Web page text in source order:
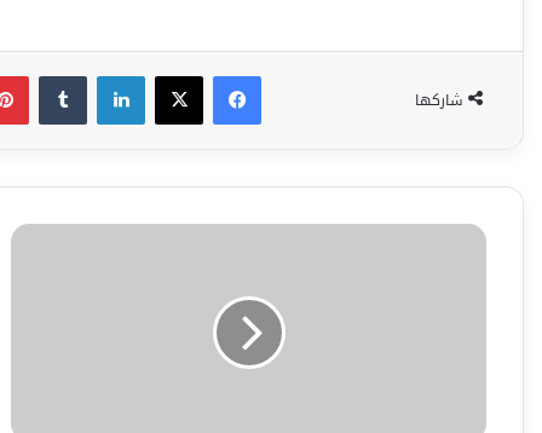
شاركها
فيسبوك‫X لينكدإن
أكبر